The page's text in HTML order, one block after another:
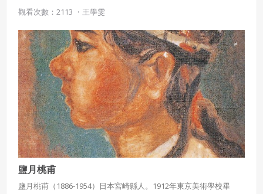
觀看次數：2113 ・ 王學雯
鹽月桃甫
鹽月桃甫（1886-1954）日本宮崎縣人。1912年東京美術學校畢
還沒有註冊帳號嗎？點擊立刻註冊
已閱讀使用條款和隱私政策
已經有註冊帳號了嗎？點擊立刻登入
二、會員規範
會員同意遵守本系統之會員規範、著作權條款及隱私權政
策。
違反前項約定者，本系統得終止會員資格。
三、著作權授權
會員得於本系統內使用授權內容，除經著作權人有標示採取
創用CC授權或其他授權者，會員不得重製、轉載、散布或類
似方法流通授權內容。
本系統防盜拷措施或類似措施，會員不得予以破解、破壞或
以其他方法規避。
會員使用本系統之費用，由吉寶系統公司定之並按月收取。
吉寶系統公司得不定期公告與調整費用。
我同意上述會員條款
同意上述條款，確定註冊